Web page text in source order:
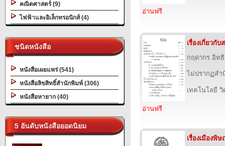
คณิตศาสตร์ (9)
ไฟฟ้าและอิเล็กทรอนิกส์ (4)
ชนิดหนังสือ
หนังสือเผยแพร่ (541)
หนังสือลิขสิทธิ์สำนักพิมพ์ (306)
หนังสือหายาก (40)
5 อันดับหนังสือยอดนิยม
อ่านฟรี
เรื่องเกี่ยวกั
กฤดากร อิท
ไม่ปรากฏส
เทคโนโลยี
อ่านฟรี
เรื่องเมืองพิ